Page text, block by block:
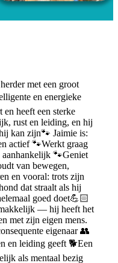
met een groot
en energieke
heeft een sterke
rust en leiding, en hij
kan zijn🐾 Jaimie is:
actief 🐾Werkt graag
🐾Geniet
van bewegen,
en vooral: trots zijn
dat straalt als hij
goed doet💪🏻
— hij heeft het
met zijn eigen mens.
eigenaar 👥
en leiding geeft 🐕Een
als mentaal bezig